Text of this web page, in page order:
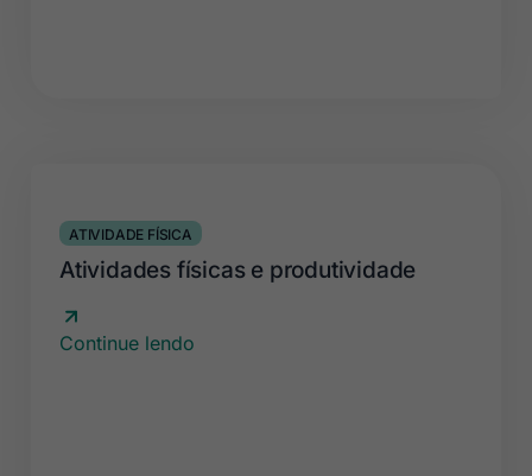
ATIVIDADE FÍSICA
Atividades físicas e produtividade
Continue lendo